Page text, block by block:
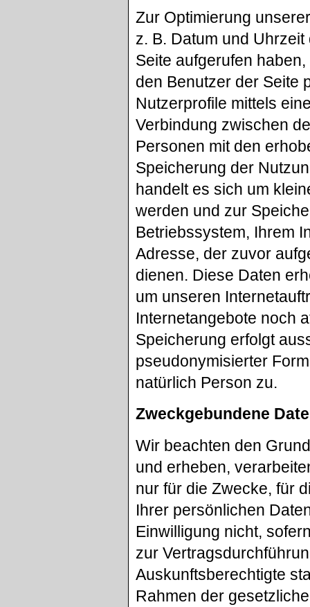
Zur Optimierung
z. B. Datum und
Seite aufgerufen
den Benutzer der Seite
Nutzerprofile mittels
Verbindung zwischen
Personen mit den
Speicherung der
handelt es sich um
werden und zur
Betriebssystem, Ihrem
Adresse, der zuvor
dienen. Diese Daten
um unseren
Internetangebote noch
Speicherung erfolgt
pseudonymisierter
natürlich Person zu.
Zweckgebundene
Wir beachten den
und erheben,
nur für die Zwecke, für
Ihrer persönlichen
Einwilligung nicht,
zur
Auskunftsberechtigte
Rahmen der